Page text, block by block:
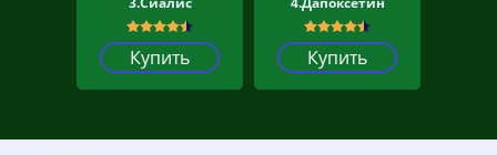
Купить Купить